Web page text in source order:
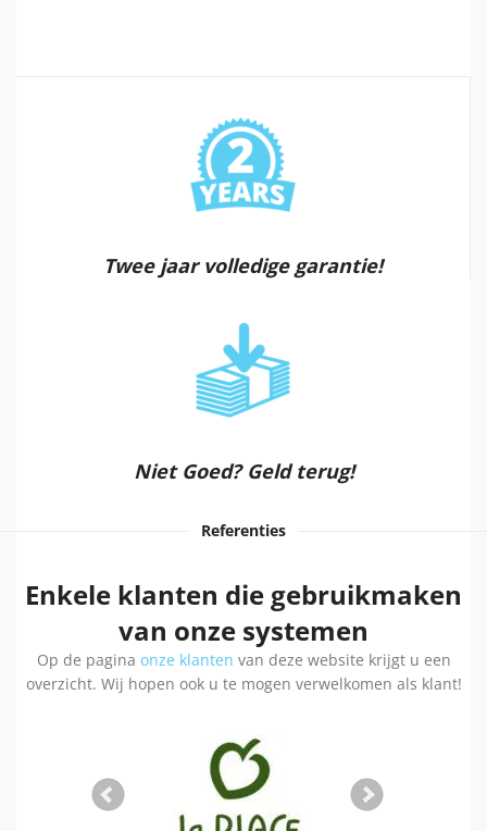
Twee jaar volledige garantie!
Niet Goed? Geld terug!
Referenties
Enkele klanten die gebruikmaken
van onze systemen
Op de pagina onze klanten van deze website krijgt u een
overzicht. Wij hopen ook u te mogen verwelkomen als klant!